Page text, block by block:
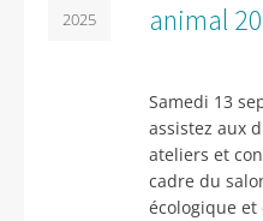
2025
animal
Samedi 13
assistez aux
ateliers et
cadre du
écologique et